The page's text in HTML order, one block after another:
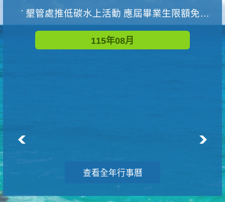
墾管處推低碳水上活動 應屆畢業生限額免費參加
115年08月
查看全年行事曆